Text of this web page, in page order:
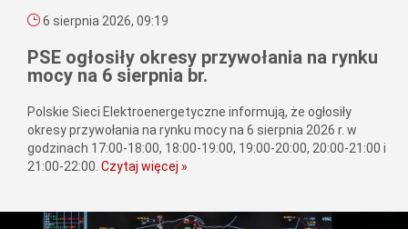
6 sierpnia 2026, 09:19
PSE ogłosiły okresy przywołania na rynku
mocy na 6 sierpnia br.
Polskie Sieci Elektroenergetyczne informują, że ogłosiły
okresy przywołania na rynku mocy na 6 sierpnia 2026 r. w
godzinach 17:00-18:00, 18:00-19:00, 19:00-20:00, 20:00-21:00 i
21:00-22:00. Czytaj więcej »